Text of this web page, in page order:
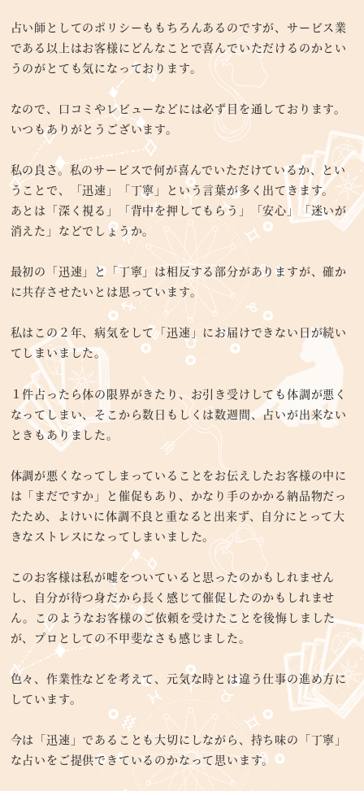
占い師としてのポリシーももちろんあるのですが、サービス業
である以上はお客様にどんなことで喜んでいただけるのかとい
うのがとても気になっております。
なので、口コミやレビューなどには必ず目を通しております。
いつもありがとうございます。
私の良さ。私のサービスで何が喜んでいただけているか、とい
うことで、「迅速」「丁寧」という言葉が多く出てきます。
あとは「深く視る」「背中を押してもらう」「安心」「迷いが
消えた」などでしょうか。
最初の「迅速」と「丁寧」は相反する部分がありますが、確か
に共存させたいとは思っています。
私はこの２年、病気をして「迅速」にお届けできない日が続い
てしまいました。
１件占ったら体の限界がきたり、お引き受けしても体調が悪く
なってしまい、そこから数日もしくは数週間、占いが出来ない
ときもありました。
体調が悪くなってしまっていることをお伝えしたお客様の中に
は「まだですか」と催促もあり、かなり手のかかる納品物だっ
たため、よけいに体調不良と重なると出来ず、自分にとって大
きなストレスになってしまいました。
このお客様は私が嘘をついていると思ったのかもしれません
し、自分が待つ身だから長く感じて催促したのかもしれませ
ん。このようなお客様のご依頼を受けたことを後悔しました
が、プロとしての不甲斐なさも感じました。
色々、作業性などを考えて、元気な時とは違う仕事の進め方に
しています。
今は「迅速」であることも大切にしながら、持ち味の「丁寧」
な占いをご提供できているのかなって思います。